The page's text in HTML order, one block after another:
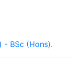
- BSc (Hons).